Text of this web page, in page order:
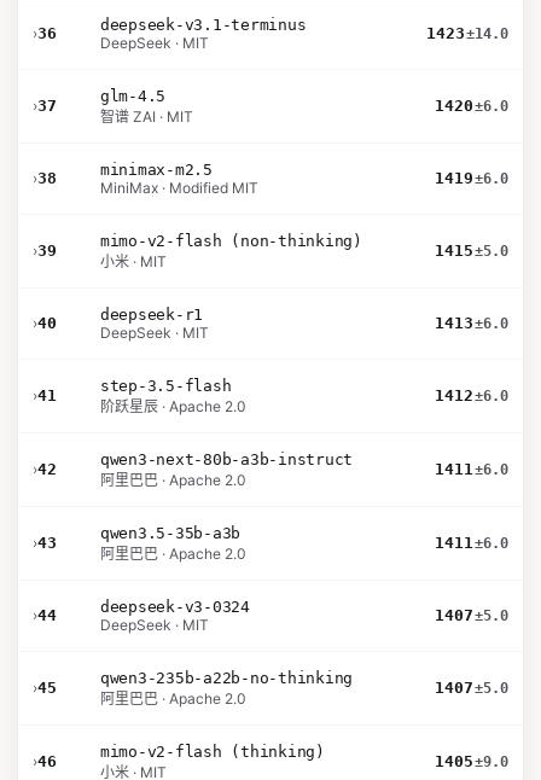
›36
deepseek-v3.1-terminus
DeepSeek · MIT
1423±14.0
›37
glm-4.5
智谱 ZAI · MIT
1420±6.0
›38
minimax-m2.5
MiniMax · Modified MIT
1419±6.0
›39
mimo-v2-flash (non-thinking)
小米 · MIT
1415±5.0
›40
deepseek-r1
DeepSeek · MIT
1413±6.0
›41
step-3.5-flash
阶跃星辰 · Apache 2.0
1412±6.0
›42
qwen3-next-80b-a3b-instruct
阿里巴巴 · Apache 2.0
1411±6.0
›43
qwen3.5-35b-a3b
阿里巴巴 · Apache 2.0
1411±6.0
›44
deepseek-v3-0324
DeepSeek · MIT
1407±5.0
›45
qwen3-235b-a22b-no-thinking
阿里巴巴 · Apache 2.0
1407±5.0
›46
mimo-v2-flash (thinking)
小米 · MIT
1405±9.0